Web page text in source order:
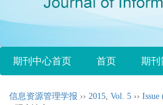
期刊中心首页 首页 期刊
信息资源管理学报 ›› 2015, Vol. 5 ›› Issue